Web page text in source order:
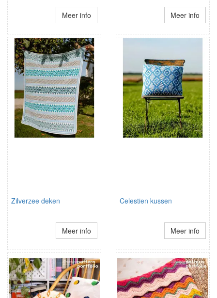
Meer info Meer info
Zilverzee deken
Meer info
Celestien kussen
Meer info